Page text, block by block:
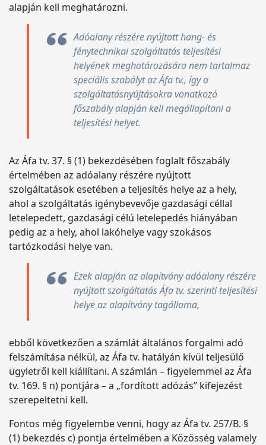
alapján kell meghatározni.
Adóalany részére nyújtott hang- és
fénytechnikai szolgáltatás teljesítési
helyének meghatározására nem tartalmaz
speciális szabályt az Áfa tv., így a
szolgáltatásnyújtásokra vonatkozó
főszabály alapján kell megállapítani a
teljesítési helyet.
Az Áfa tv. 37. § (1) bekezdésében foglalt főszabály
értelmében az adóalany részére nyújtott
szolgáltatások esetében a teljesítés helye az a hely,
ahol a szolgáltatás igénybevevője gazdasági céllal
letelepedett, gazdasági célú letelepedés hiányában
pedig az a hely, ahol lakóhelye vagy szokásos
tartózkodási helye van.
Ezek alapján az alapítvány adóalany részére
nyújtott szolgáltatás Áfa tv. szerinti teljesítési
helye az alapítvány tagállama,
ebből következően a számlát általános forgalmi adó
felszámítása nélkül, az Áfa tv. hatályán kívül teljesülő
ügyletről kell kiállítani. A számlán – figyelemmel az Áfa
tv. 169. § n) pontjára – a „fordított adózás” kifejezést
szerepeltetni kell.
Fontos még figyelembe venni, hogy az Áfa tv. 257/B. §
(1) bekezdés c) pontja értelmében a Közösség valamely